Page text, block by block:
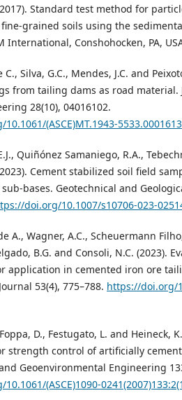
Standard test method for
grained soils using the
International, Conshohocken, PA,
C., Silva, G.C., Mendes, J.C. and
from tailing dams as road material.
28(10), 04016102.
(ASCE)MT.1943-5533.0001613
Quiñónez Samaniego, R.A.,
Cement stabilized soil field
bases. Geotechnical and
doi.org/10.1007/s10706-023-
A., Wagner, A.C., Scheuermann
B.G. and Consoli, N.C. (2023).
application in cemented iron ore
53(4), 775–788. https://doi.org/
D., Festugato, L. and Heineck,
strength control of artificially
Geoenvironmental Engineering
(ASCE)1090-